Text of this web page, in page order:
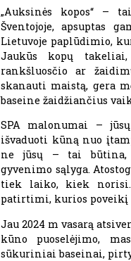
„Auksinės kopos“ –
Šventojoje, apsuptas
Lietuvoje paplūdimio,
Jaukūs kopų
rankšluosčio ar
skanauti maistą, gera
baseine žaidžiančius
SPA malonumai –
išvaduoti kūną nuo
ne jūsų – tai būtina,
gyvenimo sąlyga.
tiek laiko, kiek
patirtimi, kurios poveikį
Jau 2024 m vasarą
kūno puoselėjimo,
sūkuriniai baseinai,